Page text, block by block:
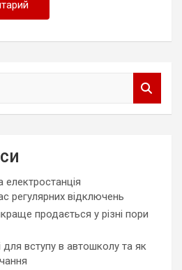
регулярних відключень
продається у різні пори
для вступу в автошколу та як